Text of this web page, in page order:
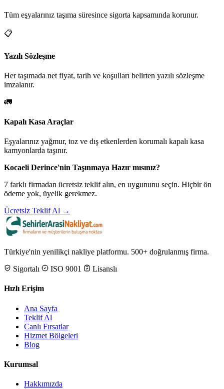
Tüm eşyalarınız taşıma süresince sigorta kapsamında korunur.
📋
Yazılı Sözleşme
Her taşımada net fiyat, tarih ve koşulları belirten yazılı sözleşme
imzalanır.
🚛
Kapalı Kasa Araçlar
Eşyalarınız yağmur, toz ve dış etkenlerden korumalı kapalı kasa
kamyonlarda taşınır.
Kocaeli Derince'nin Taşınmaya Hazır mısınız?
7 farklı firmadan ücretsiz teklif alın, en uygununu seçin. Hiçbir ön
ödeme yok, üyelik gerekmez.
Ücretsiz Teklif Al →
Türkiye'nin yenilikçi nakliye platformu. 500+ doğrulanmış firma.
Sigortalı
ISO 9001 Lisanslı
Hızlı Erişim
Ana Sayfa
Teklif Al
Canlı Fırsatlar
Hizmet Bölgeleri
Blog
Kurumsal
Hakkımızda